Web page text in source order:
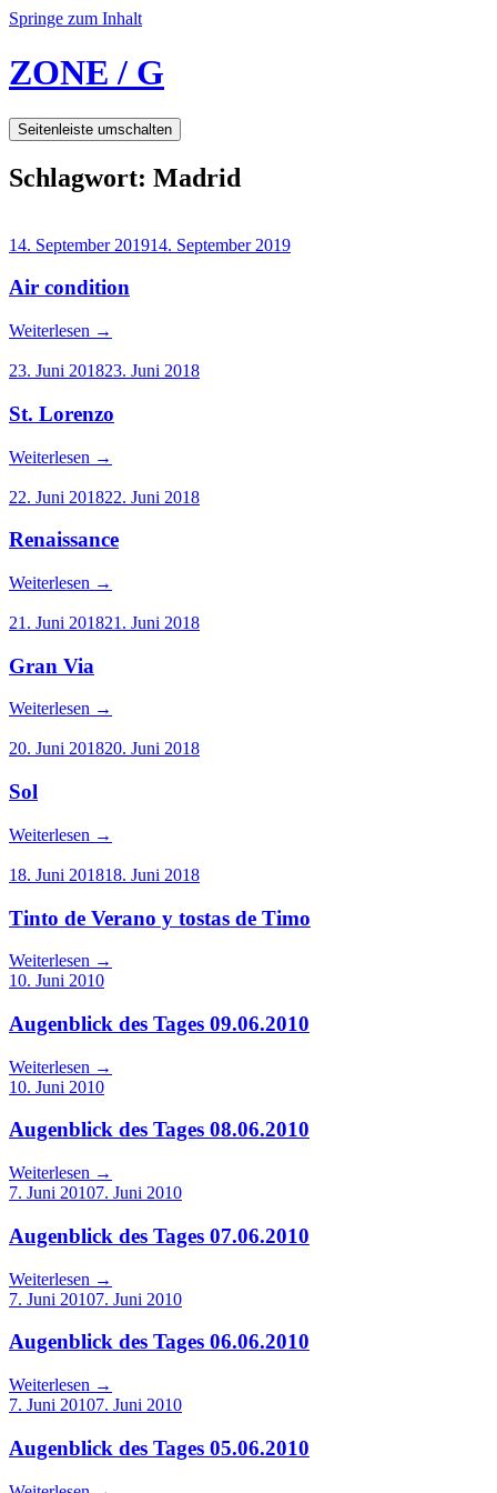
Springe zum Inhalt
ZONE / G
Seitenleiste umschalten
Schlagwort: Madrid
14. September 201914. September 2019
Air condition
Weiterlesen →
23. Juni 201823. Juni 2018
St. Lorenzo
Weiterlesen →
22. Juni 201822. Juni 2018
Renaissance
Weiterlesen →
21. Juni 201821. Juni 2018
Gran Via
Weiterlesen →
20. Juni 201820. Juni 2018
Sol
Weiterlesen →
18. Juni 201818. Juni 2018
Tinto de Verano y tostas de Timo
Weiterlesen →
10. Juni 2010
Augenblick des Tages 09.06.2010
Weiterlesen →
10. Juni 2010
Augenblick des Tages 08.06.2010
Weiterlesen →
7. Juni 20107. Juni 2010
Augenblick des Tages 07.06.2010
Weiterlesen →
7. Juni 20107. Juni 2010
Augenblick des Tages 06.06.2010
Weiterlesen →
7. Juni 20107. Juni 2010
Augenblick des Tages 05.06.2010